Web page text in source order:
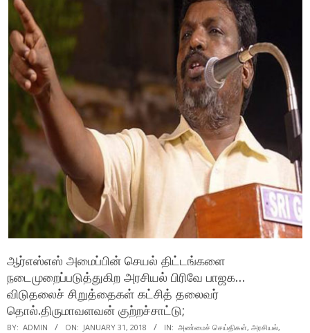
ஆர்எஸ்எஸ் அமைப்பின் செயல் திட்டங்களை
நடைமுறைப்படுத்துகிற அரசியல் பிரிவே பாஜக…
விடுதலைச் சிறுத்தைகள் கட்சித் தலைவர்
தொல்.திருமாவளவன் குற்றச்சாட்டு;
BY: ADMIN ON: JANUARY 31, 2018 IN: அண்மைச் செய்திகள், அரசியல்,